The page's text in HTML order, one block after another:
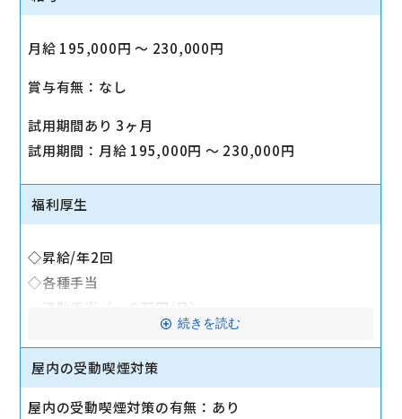
月給 195,000円 〜 230,000円
賞与有無：なし
試用期間あり 3ヶ月
試用期間：月給 195,000円 〜 230,000円
福利厚生
◇昇給/年2回
◇各種手当
・通勤手当（～５万円/月）
・資格手当支給（1万～8万円/月）
・報奨金（インセンティブ）制度（～８万円/月）
・家族手当（配偶者：5,000円、子8,000円）
◇福利厚生
続きを読む
屋内の受動喫煙対策
屋内の受動喫煙対策の有無：あり